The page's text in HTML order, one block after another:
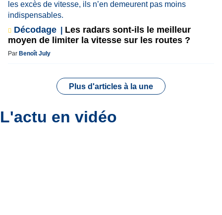
Décodage
Les radars sont-ils le meilleur
moyen de limiter la vitesse sur les routes ?
Par Benoît July
Plus d'articles à la une
L'actu en vidéo